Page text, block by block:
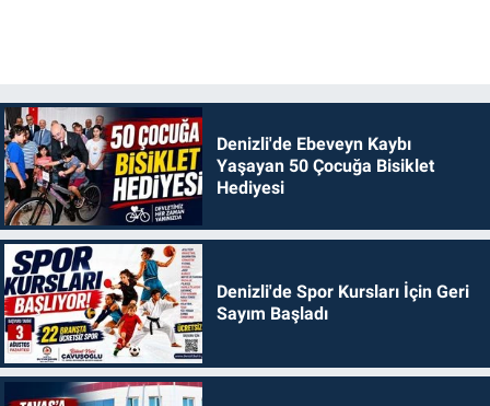
Denizli'de Ebeveyn Kaybı
Yaşayan 50 Çocuğa Bisiklet
Hediyesi
Denizli'de Spor Kursları İçin Geri
Sayım Başladı